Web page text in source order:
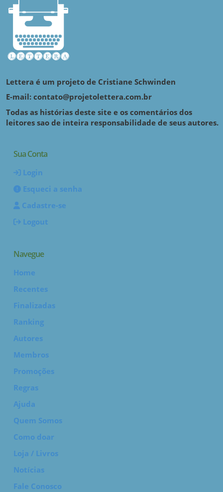
Lettera é um projeto de Cristiane Schwinden
E-mail: contato@projetolettera.com.br
Todas as histórias deste site e os comentários dos
leitores sao de inteira responsabilidade de seus autores.
Sua Conta
Login
Esqueci a senha
Cadastre-se
Logout
Navegue
Home
Recentes
Finalizadas
Ranking
Autores
Membros
Promoções
Regras
Ajuda
Quem Somos
Como doar
Loja / Livros
Notícias
Fale Conosco